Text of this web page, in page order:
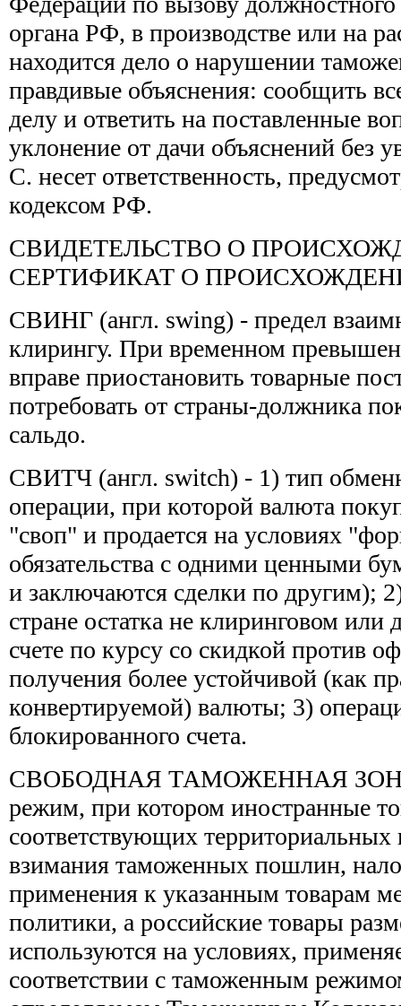
органа РФ, в производстве или на
находится дело о нарушении
правдивые объяснения: сообщить
делу и ответить на поставленные
уклонение от дачи объяснений без
С. несет ответственность,
кодексом РФ.
СВИДЕТЕЛЬСТВО О
СЕРТИФИКАТ О
СВИНГ (англ. swing) - предел
клирингу. При временном
вправе приостановить товарные
потребовать от страны-должника
сальдо.
СВИТЧ (англ. switch) - 1) тип
операции, при которой валюта
"своп" и продается на условиях
обязательства с одними ценными
и заключаются сделки по другим);
стране остатка не клиринговом или
счете по курсу со скидкой против
получения более устойчивой (как
конвертируемой) валюты; 3)
блокированного счета.
СВОБОДНАЯ ТАМОЖЕННАЯ ЗОНА
режим, при котором иностранные
соответствующих территориальных
взимания таможенных пошлин,
применения к указанным товарам
политики, а российские товары
используются на условиях,
соответствии с таможенным